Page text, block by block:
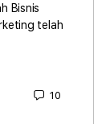
Bisnis
telah
10